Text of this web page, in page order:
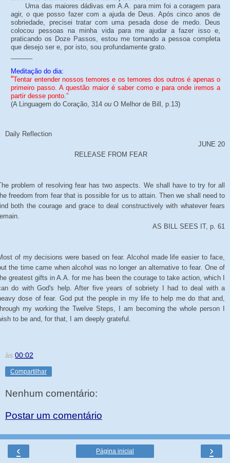
Uma das maiores dádivas em A.A. para mim foi a coragem para
agir, o que posso fazer com a ajuda de Deus. Após cinco anos de
sobriedade, precisei tratar com uma pesada dose de medo. Deus
colocou pessoas na minha vida para me ajudar a fazer isso e,
praticando os Doze Passos, estou me tornando a pessoa completa
que desejo ser e, por isto, sou profundamente grato.
Meditação do dia:
“Tentar entender nossos temores e os temores dos outros é apenas o
primeiro passo. A questão maior é saber como e para onde iremos a
partir desse ponto.”
(A Linguagem do Coração, 314ouO Melhor de Bill, p.13)
Daily Reflection
JUNE 20
RELEASE FROM FEAR
problem of resolving fear has two aspects. We shall have to try for all
freedom from fear that is possible for us to attain. Then we shall need to
both the courage and grace to deal constructively with whatever fears
AS BILL SEES IT, p. 61
of my decisions were based on fear. Alcohol made life easier to face,
the time came when alcohol was no longer an alternative to fear. One of
greatest gifts in A.A. for me has been the courage to take action, which I
do with God's help. After five years of sobriety I had to deal with a
dose of fear. God put the people in my life to help me do that and,
my working the Twelve Steps, I am becoming the whole person I
to be and, for that, I am deeply grateful.
às 00:02
Compartilhar
Nenhum comentário:
Postar um comentário
‹ ›
Página inicial